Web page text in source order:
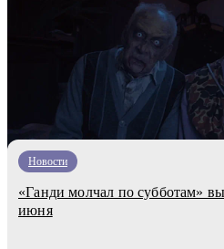
Новости
«Ганди молчал по субботам»
июня